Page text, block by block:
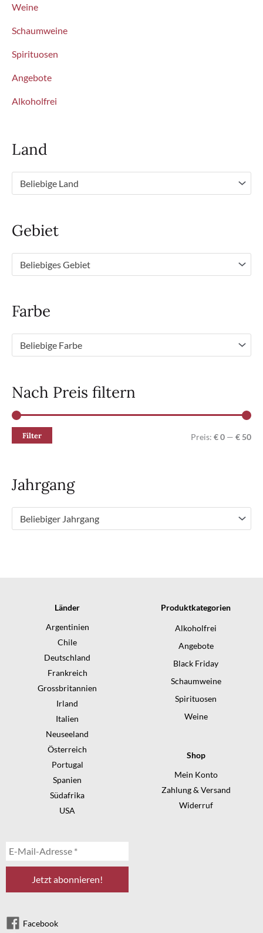
Weine
Schaumweine
Spirituosen
Angebote
Alkoholfrei
Land
Beliebige Land
Gebiet
Beliebiges Gebiet
Farbe
Beliebige Farbe
Nach Preis filtern
M
M
Filter Preis: € 0 — € 50
Jahrgang
Beliebiger Jahrgang
Länder
Argentinien
Chile
Deutschland
Frankreich
Grossbritannien
Irland
Italien
Neuseeland
Österreich
Portugal
Spanien
Südafrika
USA
Facebook
Produktkategorien
Alkoholfrei
Angebote
Black Friday
Schaumweine
Spirituosen
Weine
Shop
Mein Konto
Zahlung & Versand
Widerruf